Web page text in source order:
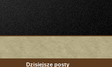
Dzisiejsze posty